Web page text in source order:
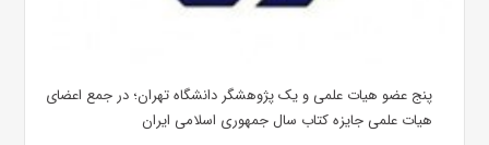
پنج عضو هیات علمی و یک پژوهشگر دانشگاه تهران؛ در جمع اعضای
هیات علمی جایزه کتاب سال جمهوری اسلامی ایران